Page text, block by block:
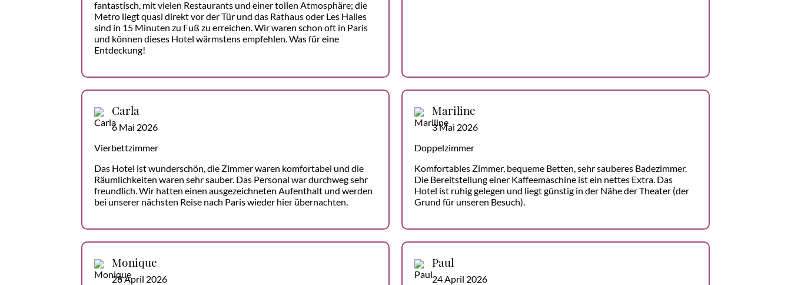
fantastisch, mit vielen Restaurants und einer tollen Atmosphäre; die
Metro liegt quasi direkt vor der Tür und das Rathaus oder Les Halles
sind in 15 Minuten zu Fuß zu erreichen. Wir waren schon oft in Paris
und können dieses Hotel wärmstens empfehlen. Was für eine
Entdeckung!
Carla
6 Mai 2026
Vierbettzimmer
Das Hotel ist wunderschön, die Zimmer waren komfortabel und die
Räumlichkeiten waren sehr sauber. Das Personal war durchweg sehr
freundlich. Wir hatten einen ausgezeichneten Aufenthalt und werden
bei unserer nächsten Reise nach Paris wieder hier übernachten.
Mariline
3 Mai 2026
Doppelzimmer
Komfortables Zimmer, bequeme Betten, sehr sauberes Badezimmer.
Die Bereitstellung einer Kaffeemaschine ist ein nettes Extra. Das
Hotel ist ruhig gelegen und liegt günstig in der Nähe der Theater (der
Grund für unseren Besuch).
Monique
28 April 2026
Paul
24 April 2026